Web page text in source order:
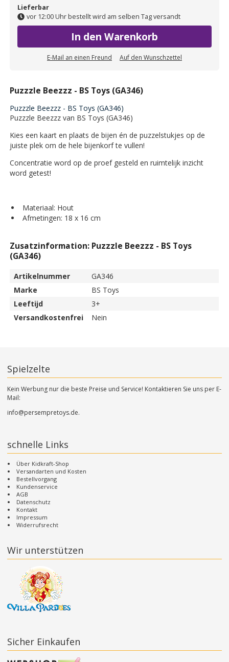
Lieferbar
vor 12:00 Uhr bestellt wird am selben Tag versandt
In den Warenkorb
E-Mail an einen Freund Auf den Wunschzettel
Puzzzle Beezzz - BS Toys (GA346)
Puzzzle Beezzz - BS Toys (GA346)
Puzzzle Beezzz van BS Toys (GA346)
Kies een kaart en plaats de bijen én de puzzelstukjes op de
juiste plek om de hele bijenkorf te vullen!
Concentratie word op de proef gesteld en ruimtelijk inzicht
word getest!
Materiaal: Hout
Afmetingen: 18 x 16 cm
Zusatzinformation: Puzzzle Beezzz - BS Toys
(GA346)
Artikelnummer
GA346
Marke
BS Toys
Leeftijd
3+
Versandkostenfrei
Nein
Spielzelte
Kein Werbung nur die beste Preise und Service! Kontaktieren Sie uns per E-
Mail:
info@persempretoys.de.
schnelle Links
Über Kidkraft-Shop
Versandarten und Kosten
Bestellvorgang
Kundenservice
AGB
Datenschutz
Kontakt
Impressum
Widerrufsrecht
Wir unterstützen
Sicher Einkaufen